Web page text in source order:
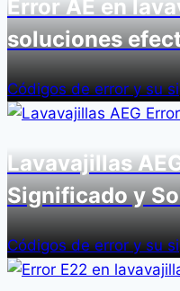
Error AE en
soluciones
Códigos de error y su
Lavavajillas
Significado y
Códigos de error y su